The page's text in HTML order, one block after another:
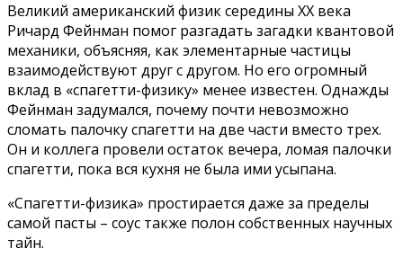
Великий американский физик середины XX века
Ричард Фейнман помог разгадать загадки квантовой
механики, объясняя, как элементарные частицы
взаимодействуют друг с другом. Но его огромный
вклад в «спагетти-физику» менее известен. Однажды
Фейнман задумался, почему почти невозможно
сломать палочку спагетти на две части вместо трех.
Он и коллега провели остаток вечера, ломая палочки
спагетти, пока вся кухня не была ими усыпана.
«Спагетти-физика» простирается даже за пределы
самой пасты – соус также полон собственных научных
тайн.